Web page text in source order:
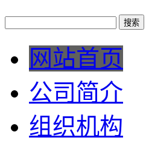
网站首页
公司简介
组织机构